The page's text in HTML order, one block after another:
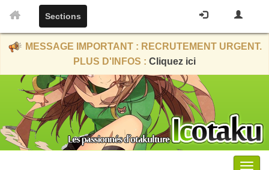
Sections
MESSAGE IMPORTANT : RECRUTEMENT URGENT.
PLUS D'INFOS : Cliquez ici
Menu